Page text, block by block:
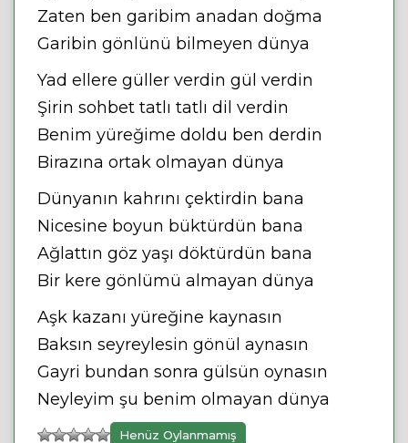
Zaten ben garibim anadan doğma
Garibin gönlünü bilmeyen dünya
Yad ellere güller verdin gül verdin
Şirin sohbet tatlı tatlı dil verdin
Benim yüreğime doldu ben derdin
Birazına ortak olmayan dünya
Dünyanın kahrını çektirdin bana
Nicesine boyun büktürdün bana
Ağlattın göz yaşı döktürdün bana
Bir kere gönlümü almayan dünya
Aşk kazanı yüreğine kaynasın
Baksın seyreylesin gönül aynasın
Gayri bundan sonra gülsün oynasın
Neyleyim şu benim olmayan dünya
Henüz Oylanmamış